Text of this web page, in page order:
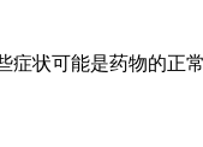
状可能是药物的正